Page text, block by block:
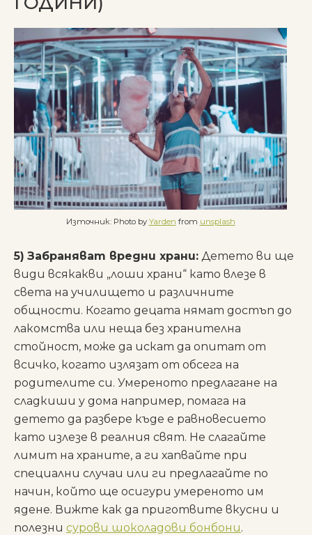
Източник: Photo by Yarden from unsplash
5) Забраняват вредни храни: Детето ви ще
види всякакви „лоши храни“ като влезе в
света на училището и различните
общности. Когато децата нямат достъп до
лакомства или неща без хранителна
стойност, може да искат да опитат от
всичко, когато излязат от обсега на
родителите си. Умереното предлагане на
сладкиши у дома например, помага на
детето да разбере къде е равновесието
като излезе в реалния свят. Не слагайте
лимит на храните, а ги хапвайте при
специални случаи или ги предлагайте по
начин, който ще осигури умереното им
ядене. Вижте как да приготвите вкусни и
полезни сурови шоколадови бонбони.